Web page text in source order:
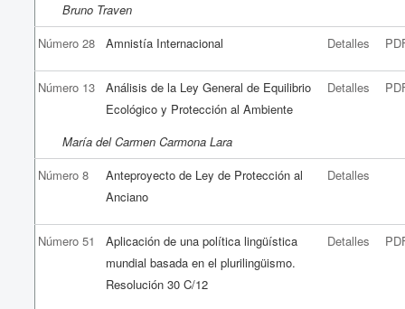
Bruno Traven
Número 28
Amnistía Internacional Detalles
Número 13
Análisis de la Ley General de Equilibrio
Ecológico y Protección al Ambiente
Detalles
María del Carmen Carmona Lara
Número 8
Anteproyecto de Ley de Protección al
Anciano
Detalles
Número 51
Aplicación de una política lingüística
mundial basada en el plurilingüismo.
Resolución 30 C/12
Detalles